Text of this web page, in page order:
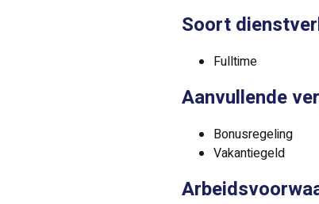
Soort
Fulltime
Aanvullende
Bonusregeling
Vakantiegeld